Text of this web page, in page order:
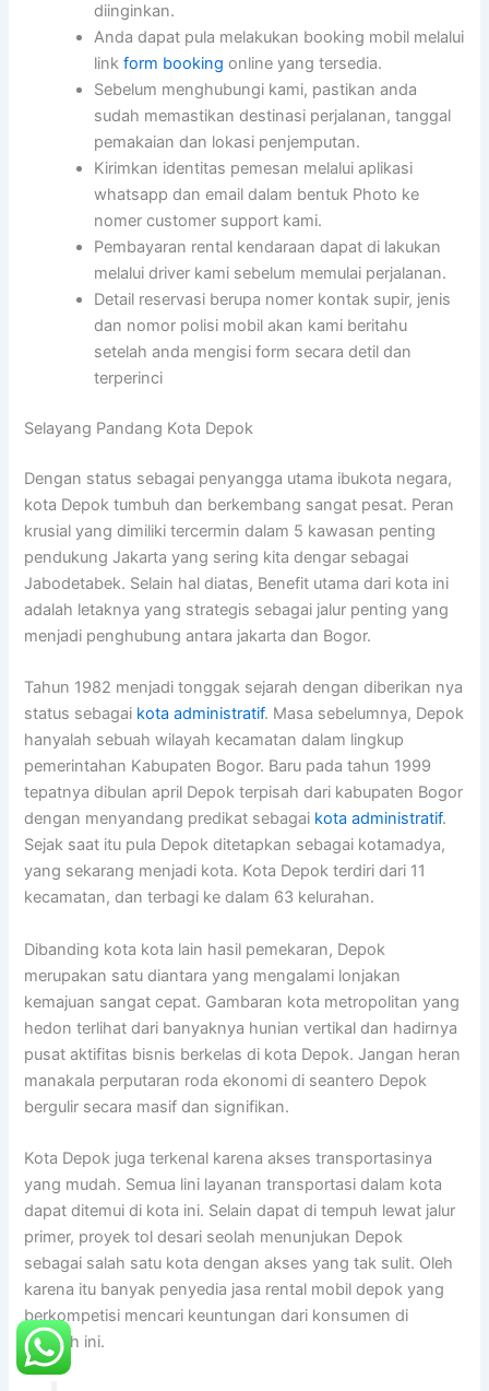
diinginkan.
Anda dapat pula melakukan booking mobil melalui
linkform booking online yang tersedia.
Sebelum menghubungi kami, pastikan anda
sudah memastikan destinasi perjalanan, tanggal
pemakaian dan lokasi penjemputan.
Kirimkan identitas pemesan melalui aplikasi
whatsapp dan email dalam bentuk Photo ke
nomer customer support kami.
Pembayaran rental kendaraan dapat di lakukan
melalui driver kami sebelum memulai perjalanan.
Detail reservasi berupa nomer kontak supir, jenis
dan nomor polisi mobil akan kami beritahu
setelah anda mengisi form secara detil dan
terperinci
Selayang Pandang Kota Depok
Dengan status sebagai penyangga utama ibukota negara,
kota Depok tumbuh dan berkembang sangat pesat. Peran
krusial yang dimiliki tercermin dalam 5 kawasan penting
pendukung Jakarta yang sering kita dengar sebagai
Jabodetabek. Selain hal diatas, Benefit utama dari kota ini
adalah letaknya yang strategis sebagai jalur penting yang
menjadi penghubung antara jakarta dan Bogor.
Tahun 1982 menjadi tonggak sejarah dengan diberikan nya
status sebagai kota administratif. Masa sebelumnya, Depok
hanyalah sebuah wilayah kecamatan dalam lingkup
pemerintahan Kabupaten Bogor. Baru pada tahun 1999
tepatnya dibulan april Depok terpisah dari kabupaten Bogor
dengan menyandang predikat sebagai kota administratif.
Sejak saat itu pula Depok ditetapkan sebagai kotamadya,
yang sekarang menjadi kota. Kota Depok terdiri dari 11
kecamatan, dan terbagi ke dalam 63 kelurahan.
Dibanding kota kota lain hasil pemekaran, Depok
merupakan satu diantara yang mengalami lonjakan
kemajuan sangat cepat. Gambaran kota metropolitan yang
hedon terlihat dari banyaknya hunian vertikal dan hadirnya
pusat aktifitas bisnis berkelas di kota Depok. Jangan heran
manakala perputaran roda ekonomi di seantero Depok
bergulir secara masif dan signifikan.
Kota Depok juga terkenal karena akses transportasinya
yang mudah. Semua lini layanan transportasi dalam kota
dapat ditemui di kota ini. Selain dapat di tempuh lewat jalur
primer, proyek tol desari seolah menunjukan Depok
sebagai salah satu kota dengan akses yang tak sulit. Oleh
karena itu banyak penyedia jasa rental mobil depok yang
berkompetisi mencari keuntungan dari konsumen di
wilayah ini.